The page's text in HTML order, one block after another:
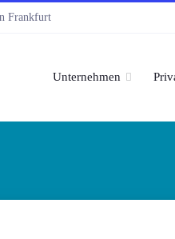
Frankfurt
Unternehmen